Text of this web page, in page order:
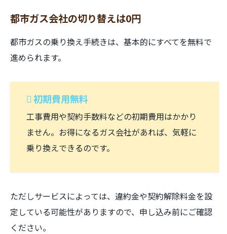
都市ガス会社の切り替えは0円
都市ガスの乗り換え手続きは、基本的にすべてを無料で
進められます。
初期費用無料
工事費用や契約手数料などの初期費用はかかり
ません。お得になるガス会社があれば、気軽に
乗り換えできるのです。
ただしサービスによっては、違約金や契約解除料金を設
定している可能性がありますので、申し込み前にご確認
ください。